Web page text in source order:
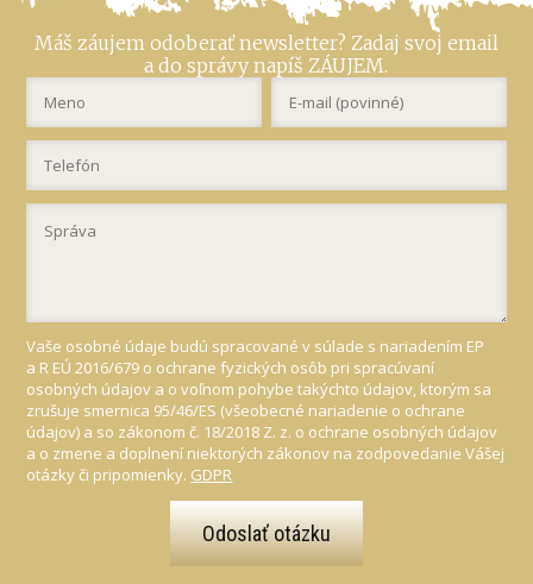
Máš záujem odoberať newsletter? Zadaj svoj email
a do správy napíš ZÁUJEM.
Vaše osobné údaje budú spracované v súlade s nariadením EP
a R EÚ 2016/679 o ochrane fyzických osôb pri spracúvaní
osobných údajov a o voľnom pohybe takýchto údajov, ktorým sa
zrušuje smernica 95/46/ES (všeobecné nariadenie o ochrane
údajov) a so zákonom č. 18/2018 Z. z. o ochrane osobných údajov
a o zmene a doplnení niektorých zákonov na zodpovedanie Vášej
otázky či pripomienky. GDPR
Odoslať otázku